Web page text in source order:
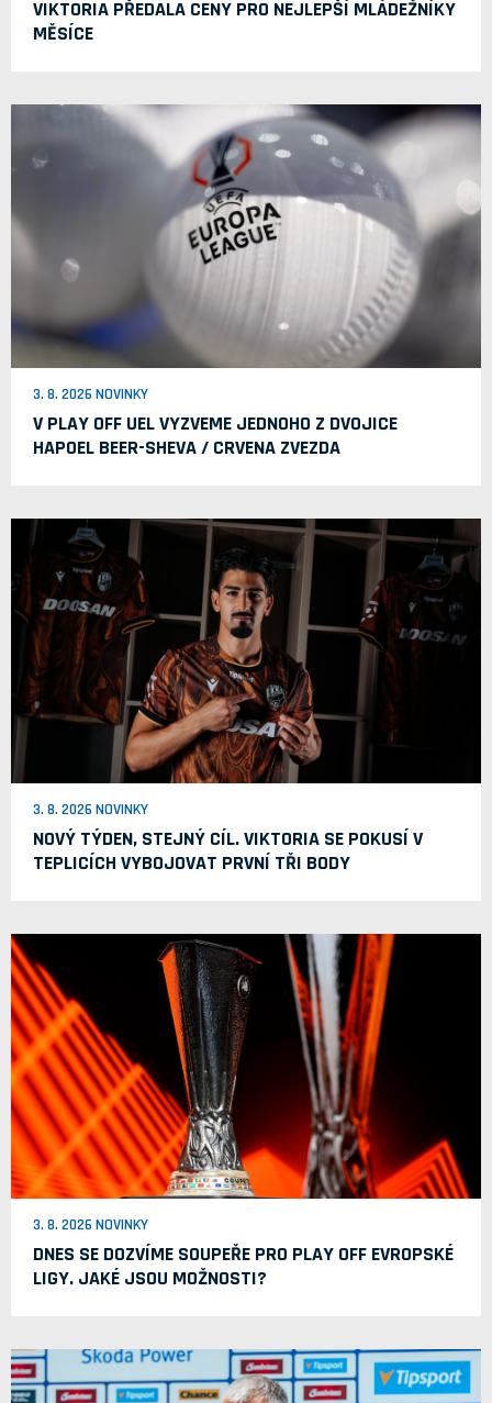
VIKTORIA PŘEDALA CENY PRO NEJLEPŠÍ MLÁDEŽNÍKY
MĚSÍCE
3. 8. 2026 NOVINKY
V PLAY OFF UEL VYZVEME JEDNOHO Z DVOJICE
HAPOEL BEER-SHEVA / CRVENA ZVEZDA
3. 8. 2026 NOVINKY
NOVÝ TÝDEN, STEJNÝ CÍL. VIKTORIA SE POKUSÍ V
TEPLICÍCH VYBOJOVAT PRVNÍ TŘI BODY
3. 8. 2026 NOVINKY
DNES SE DOZVÍME SOUPEŘE PRO PLAY OFF EVROPSKÉ
LIGY. JAKÉ JSOU MOŽNOSTI?